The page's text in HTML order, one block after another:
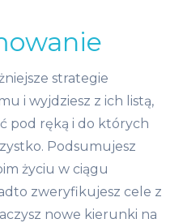
strategie
i wyjdziesz z ich listą,
pod ręką i do których
Podsumujesz
życiu w ciągu
zweryfikujesz cele z
nowe kierunki na